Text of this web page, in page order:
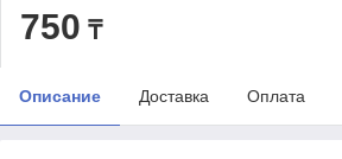
750 ₸
Описание Доставка Оплата